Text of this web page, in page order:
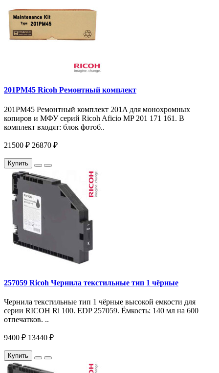
201PM45 Ricoh Ремонтный комплект
201PM45 Ремонтный комплект 201A для монохромных
копиров и МФУ серий Ricoh Aficio MP 201 171 161. В
комплект входят: блок фотоб..
21500 ₽ 26870 ₽
Купить
257059 Ricoh Чернила текстильные тип 1 чёрные
Чернила текстильные тип 1 чёрные высокой емкости для
серии RICOH Ri 100. EDP 257059. Ёмкость: 140 мл на 600
отпечатков. ..
9400 ₽ 13440 ₽
Купить